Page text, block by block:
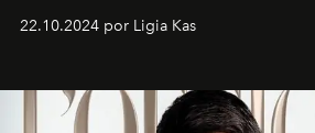
22.10.2024 por Ligia Kas